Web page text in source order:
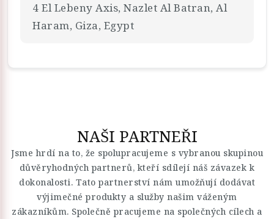
4 El Lebeny Axis, Nazlet Al Batran, Al
Haram, Giza, Egypt
NAŠI PARTNEŘI
Jsme hrdí na to, že spolupracujeme s vybranou skupinou
důvěryhodných partnerů, kteří sdílejí náš závazek k
dokonalosti. Tato partnerství nám umožňují dodávat
výjimečné produkty a služby našim váženým
zákazníkům. Společně pracujeme na společných cílech a